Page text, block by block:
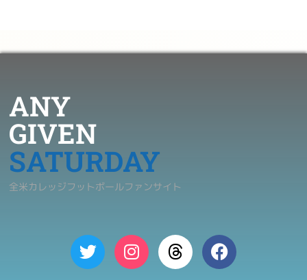
ANY
GIVEN
SATURDAY
全米カレッジフットボールファンサイト